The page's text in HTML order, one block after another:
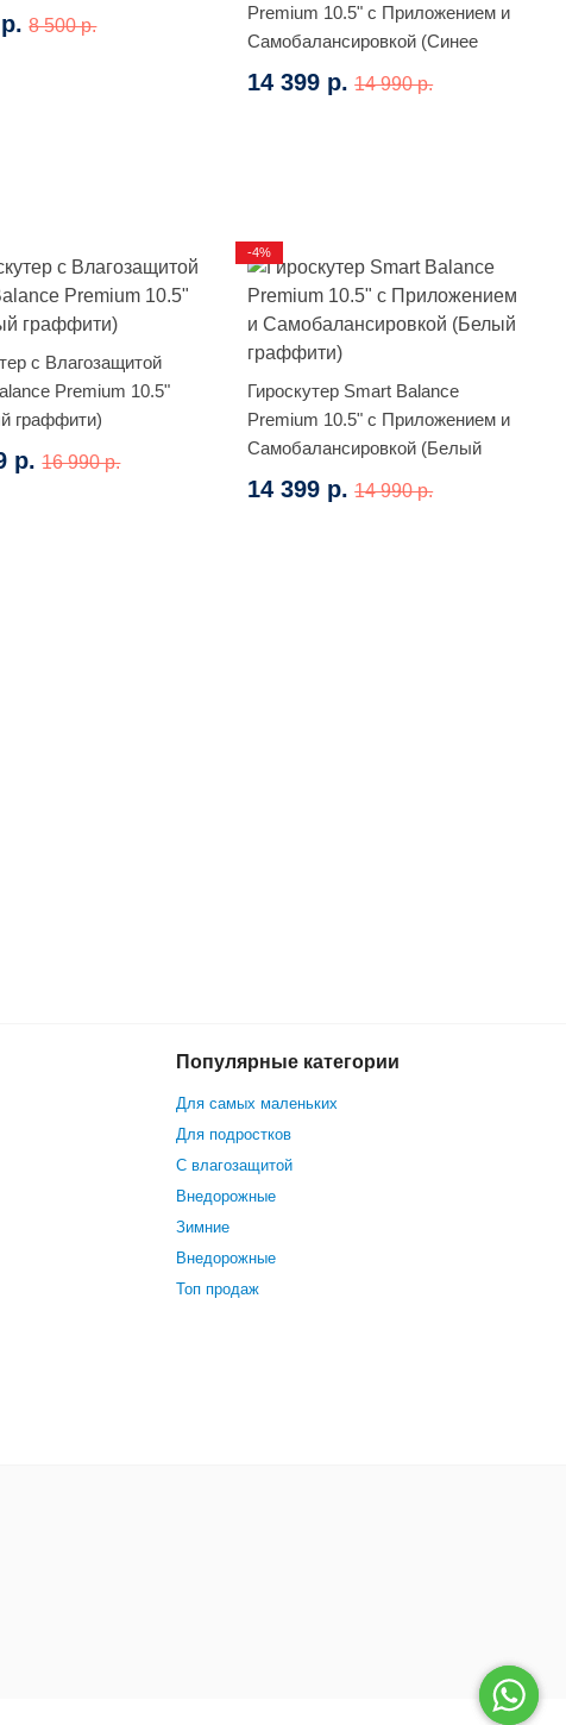
8 500 р.
Premium 10.5" с Приложением и
Самобалансировкой (Синее
пламя)
14 399 р. 14 990 р.
с Влагозащитой
Premium 10.5"
граффити)
р. 16 990 р.
Гироскутер Smart Balance
Premium 10.5" с Приложением и
Самобалансировкой (Белый
граффити)
14 399 р. 14 990 р.
-4%
8 300 р.
8 299 р.
Популярные категории
Для самых маленьких
Для подростков
С влагозащитой
Внедорожные
Зимние
Внедорожные
Топ продаж